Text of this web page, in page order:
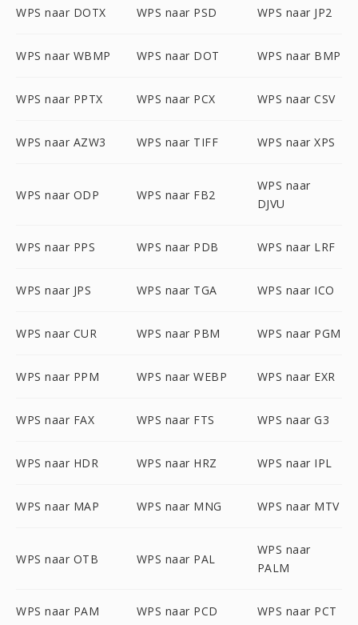
WPS naar DOTX WPS naar PSD WPS naar JP2
WPS naar WBMP WPS naar DOT WPS naar BMP
WPS naar PPTX WPS naar PCX WPS naar CSV
WPS naar AZW3 WPS naar TIFF WPS naar XPS
WPS naar ODP WPS naar FB2
WPS naar
DJVU
WPS naar PPS WPS naar PDB WPS naar LRF
WPS naar JPS WPS naar TGA WPS naar ICO
WPS naar CUR WPS naar PBM WPS naar PGM
WPS naar PPM WPS naar WEBP WPS naar EXR
WPS naar FAX WPS naar FTS WPS naar G3
WPS naar HDR WPS naar HRZ WPS naar IPL
WPS naar MAP WPS naar MNG WPS naar MTV
WPS naar OTB WPS naar PAL
WPS naar
PALM
WPS naar PAM WPS naar PCD WPS naar PCT